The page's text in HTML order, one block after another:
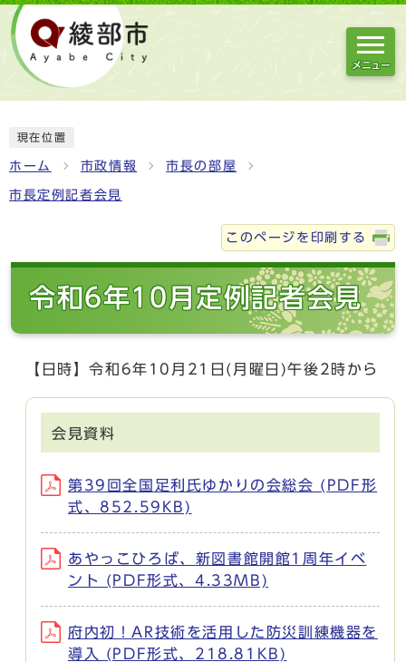
メニュー
現在位置
ホーム 市政情報 市長の部屋
市長定例記者会見
このページを印刷する
令和6年10月定例記者会見
【日時】令和6年10月21日(月曜日)午後2時から
会見資料
第39回全国足利氏ゆかりの会総会 (PDF形
式、852.59KB)
あやっこひろば、新図書館開館1周年イベ
ント (PDF形式、4.33MB)
府内初！AR技術を活用した防災訓練機器を
導入 (PDF形式、218.81KB)